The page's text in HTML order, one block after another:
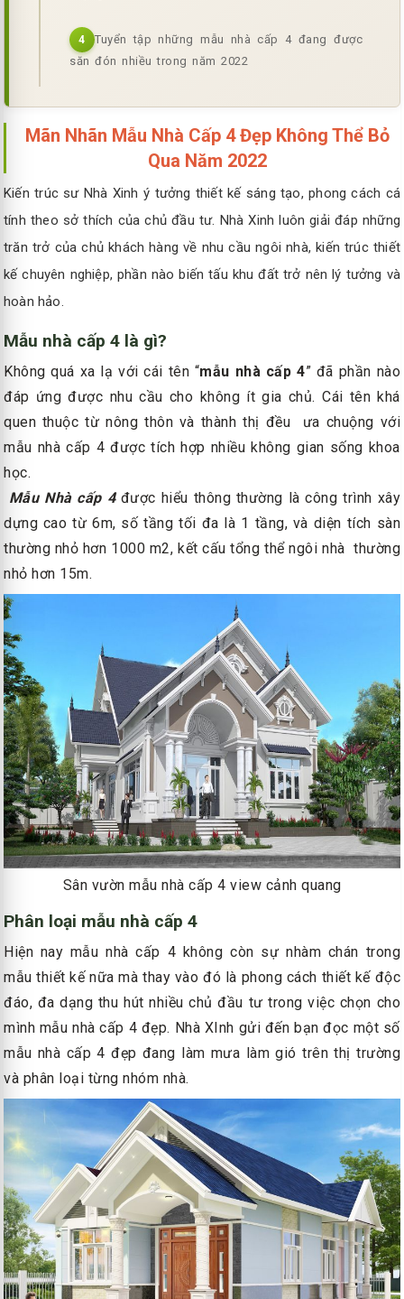
4
Tuyển tập những mẫu nhà cấp 4 đang được
săn đón nhiều trong năm 2022
Mãn Nhãn Mẫu Nhà Cấp 4 Đẹp Không Thể Bỏ
Qua Năm 2022
Kiến trúc sư Nhà Xinh ý tưởng thiết kế sáng tạo, phong cách cá
tính theo sở thích của chủ đầu tư. Nhà Xinh luôn giải đáp những
trăn trở của chủ khách hàng về nhu cầu ngôi nhà, kiến trúc thiết
kế chuyên nghiệp, phần nào biến tấu khu đất trở nên lý tưởng và
hoàn hảo.
Mẫu nhà cấp 4 là gì?
Không quá xa lạ với cái tên “mẫu nhà cấp 4” đã phần nào
đáp ứng được nhu cầu cho không ít gia chủ. Cái tên khá
quen thuộc từ nông thôn và thành thị đều ưa chuộng với
mẫu nhà cấp 4 được tích hợp nhiều không gian sống khoa
học.
Mẫu Nhà cấp 4 được hiểu thông thường là công trình xây
dựng cao từ 6m, số tầng tối đa là 1 tầng, và diện tích sàn
thường nhỏ hơn 1000 m2, kết cấu tổng thể ngôi nhà thường
nhỏ hơn 15m.
Sân vườn mẫu nhà cấp 4 view cảnh quang
Phân loại mẫu nhà cấp 4
Hiện nay mẫu nhà cấp 4 không còn sự nhàm chán trong
mẫu thiết kế nữa mà thay vào đó là phong cách thiết kế độc
đáo, đa dạng thu hút nhiều chủ đầu tư trong việc chọn cho
mình mẫu nhà cấp 4 đẹp. Nhà XInh gửi đến bạn đọc một số
mẫu nhà cấp 4 đẹp đang làm mưa làm gió trên thị trường
và phân loại từng nhóm nhà.